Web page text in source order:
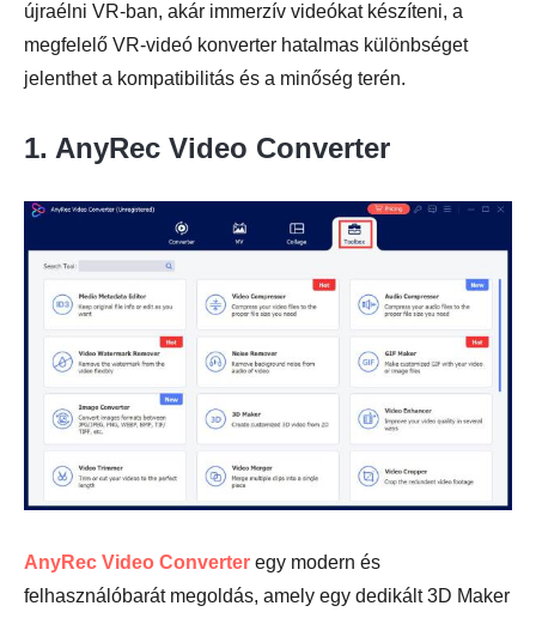
újraélni VR-ban, akár immerzív videókat készíteni, a
megfelelő VR-videó konverter hatalmas különbséget
jelenthet a kompatibilitás és a minőség terén.
1. AnyRec Video Converter
AnyRec Video Converter egy modern és
felhasználóbarát megoldás, amely egy dedikált 3D Maker